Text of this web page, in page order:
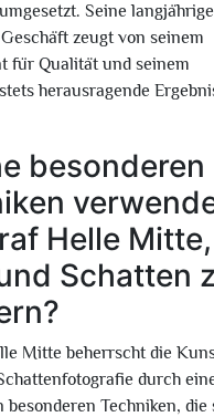
Seine langjährige
zeugt von seinem
für Qualität und seinem
herausragende
besonderen
Helle
Schatten
Mitte beherrscht die
durch
besonderen Techniken, die